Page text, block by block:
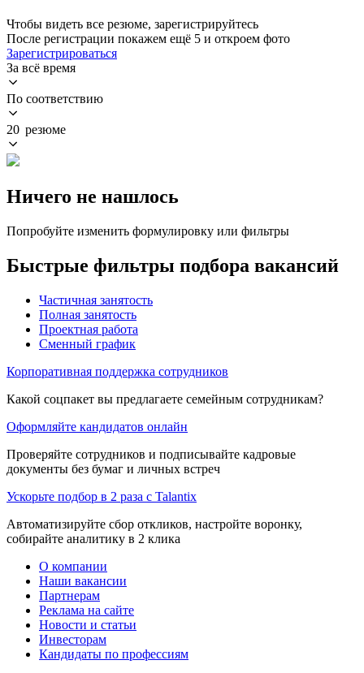
Чтобы видеть все резюме, зарегистрируйтесь
После регистрации покажем ещё 5 и откроем фото
Зарегистрироваться
За всё время
По соответствию
20 резюме
Ничего не нашлось
Попробуйте изменить формулировку или фильтры
Быстрые фильтры подбора вакансий
Частичная занятость
Полная занятость
Проектная работа
Сменный график
Корпоративная поддержка сотрудников
Какой соцпакет вы предлагаете семейным сотрудникам?
Оформляйте кандидатов онлайн
Проверяйте сотрудников и подписывайте кадровые
документы без бумаг и личных встреч
Ускорьте подбор в 2 раза с Talantix
Автоматизируйте сбор откликов, настройте воронку,
собирайте аналитику в 2 клика
О компании
Наши вакансии
Партнерам
Реклама на сайте
Новости и статьи
Инвесторам
Кандидаты по профессиям